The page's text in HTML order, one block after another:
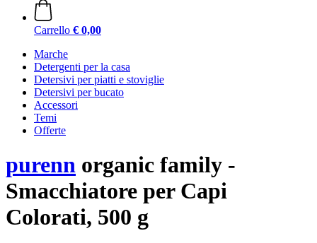
Carrello € 0,00
Marche
Detergenti per la casa
Detersivi per piatti e stoviglie
Detersivi per bucato
Accessori
Temi
Offerte
purenn organic family -
Smacchiatore per Capi
Colorati, 500 g